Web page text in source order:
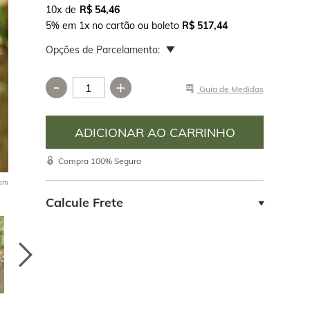
É o
como
bem no
10x
R$ 54,46
5% em 1x no cartão ou boleto R$ 517,44
Opções de Parcelamento:
- + Guia de Medidas
Compra 100% Segura
Calcule Frete